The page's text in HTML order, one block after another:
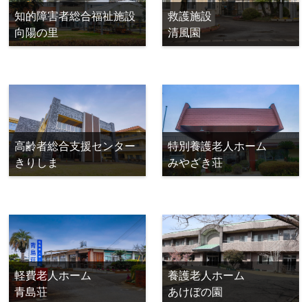
知的障害者総合福祉施設
向陽の里
救護施設
清風園
高齢者総合支援センター
きりしま
特別養護老人ホーム
みやざき荘
軽費老人ホーム
青島荘
養護老人ホーム
あけぼの園